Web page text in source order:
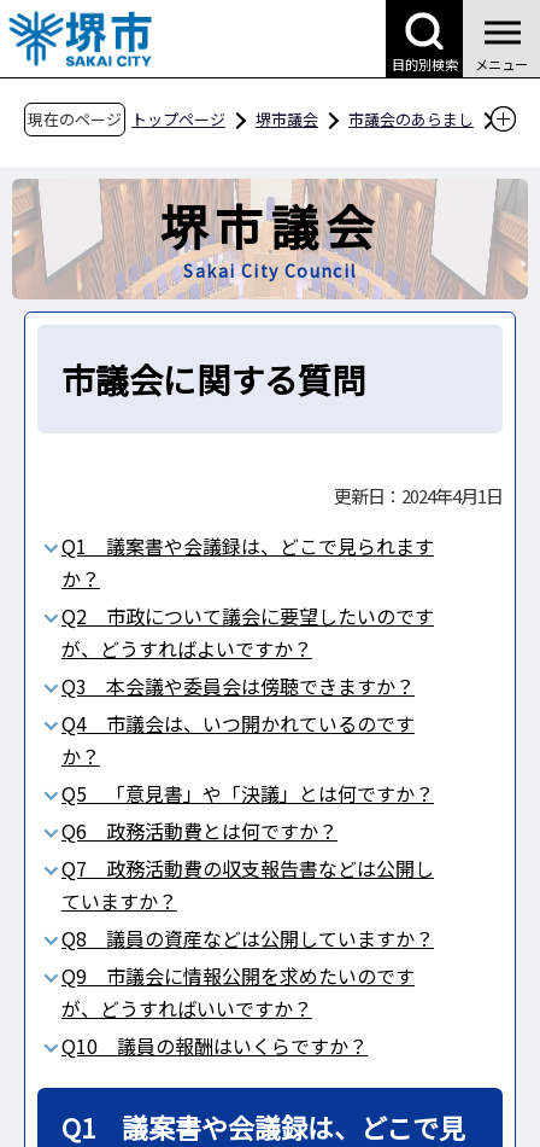
こ
の
ペ
の
先
頭
で
す
目的別検索 メニュー
現在のページ トップページ 堺市議会
市議会のあらまし
堺市議会
Sakai City Council
市議会に関する質問
更新日：2024年4月1日
Q1 議案書や会議録は、どこで見られます
か？
Q2 市政について議会に要望したいのです
が、どうすればよいですか？
Q3 本会議や委員会は傍聴できますか？
Q4 市議会は、いつ開かれているのです
か？
Q5 「意見書」や「決議」とは何ですか？
Q6 政務活動費とは何ですか？
Q7 政務活動費の収支報告書などは公開し
ていますか？
Q8 議員の資産などは公開していますか？
Q9 市議会に情報公開を求めたいのです
が、どうすればいいですか？
Q10 議員の報酬はいくらですか？
Q1 議案書や会議録は、どこで見